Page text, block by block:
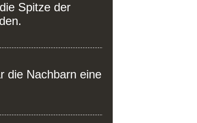
Spitze der
die Nachbarn eine